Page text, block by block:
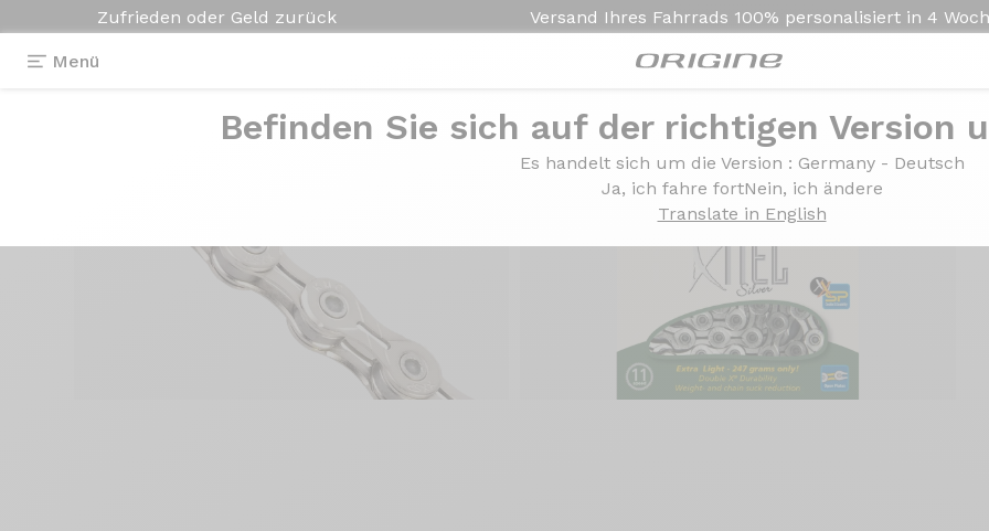
Zufrieden oder Geld zurück Versand Ihres Fahrrads 100% personalisiert in 4
Menü
Befinden Sie sich auf der richtigen Version
Es handelt sich um die Version : Germany - Deutsch
Ja, ich fahre fortNein, ich ändere
Translate in English
Kette> KMC X11EL